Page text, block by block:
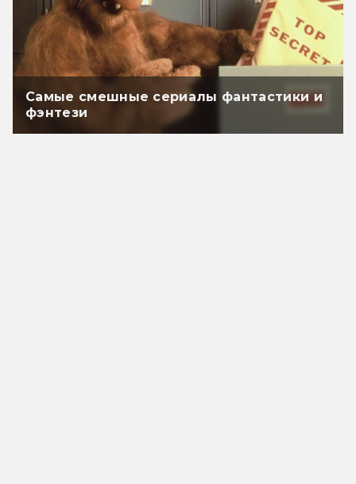
Самые смешные сериалы фантастики и
фэнтези